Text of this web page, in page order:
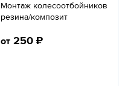
Монтаж колесоотбойников
резина/композит
от 250 ₽